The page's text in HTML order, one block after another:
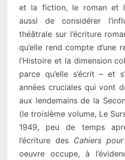
et la fiction, le roman et
aussi de considérer
théâtrale sur l’écriture
qu’elle rend compte d’une
l’Histoire et la dimension
parce qu’elle s’écrit – et
années cruciales qui vont
aux lendemains de la
(le troisième volume, Le
1949, peu de temps
l’écriture desCahiers pour
oeuvre occupe, à